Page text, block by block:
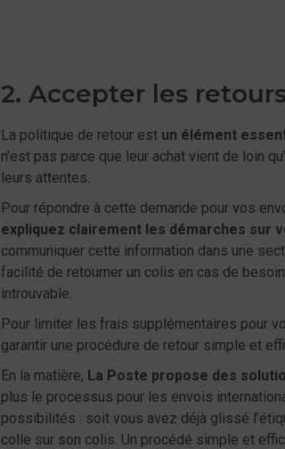
2. Accepter les
La politique de retour est un élément
n’est pas parce que leur achat vient de loin
leurs attentes.
Pour répondre à cette demande pour vos
expliquez clairement les démarches sur
communiquer cette information dans une
facilité de retourner un colis en cas de
introuvable.
Pour limiter les frais supplémentaires pour
garantir une procédure de retour simple et
En la matière, La Poste propose des
plus le processus pour les envois
possibilités : soit vous avez déjà glissé
colle sur son colis. Un procédé simple et